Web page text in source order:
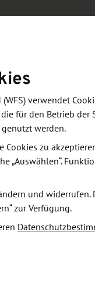
für Wirtschaft
des
Prüfung, bietet
flexible
verwendet
für den Betrieb
werden.
Cookies zu
„Auswählen“.
und widerrufen.
zur Verfügung.